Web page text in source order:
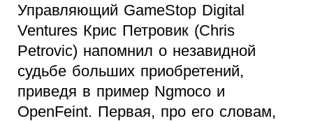
Управляющий GameStop Digital
Ventures Крис Петровик (Chris
Petrovic) напомнил о незавидной
судьбе больших приобретений,
приведя в пример Ngmoco и
OpenFeint. Первая, про его словам,